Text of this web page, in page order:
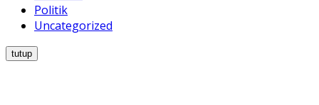
Politik
Uncategorized
tutup